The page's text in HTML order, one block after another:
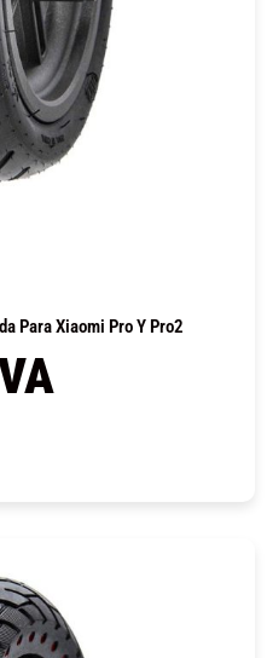
Para Xiaomi Pro Y Pro2